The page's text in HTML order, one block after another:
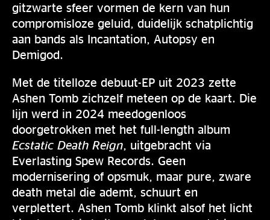
gitzwarte sfeer vormen de kern van hun
compromisloze geluid, duidelijk schatplichtig
aan bands als Incantation, Autopsy en
Demigod.
Met de titelloze debuut-EP uit 2023 zette
Ashen Tomb zichzelf meteen op de kaart. Die
lijn werd in 2024 meedogenloos
doorgetrokken met het full-length album
Ecstatic Death Reign , uitgebracht via
Everlasting Spew Records. Geen
modernisering of opsmuk, maar pure, zware
death metal die ademt, schuurt en
verplettert. Ashen Tomb klinkt alsof het licht